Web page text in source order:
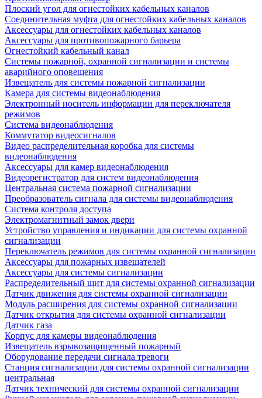
Плоский угол для огнестойких кабельных каналов
Соединительная муфта для огнестойких кабельных каналов
Аксессуары для огнестойких кабельных каналов
Аксессуары для противопожарного барьера
Огнестойкий кабельный канал
Системы пожарной, охранной сигнализации и системы
аварийного оповещения
Извещатель для системы пожарной сигнализации
Камера для системы видеонаблюдения
Электронный носитель информации для переключателя
режимов
Система видеонаблюдения
Коммутатор видеосигналов
Видео распределительная коробка для системы
видеонаблюдения
Аксессуары для камер видеонаблюдения
Видеорегистратор для систем видеонаблюдения
Центральная система пожарной сигнализации
Преобразователь сигнала для системы видеонаблюдения
Система контроля доступа
Электромагнитный замок двери
Устройство управления и индикации для системы охранной
сигнализации
Переключатель режимов для системы охранной сигнализации
Аксессуары для пожарных извещателей
Аксессуары для системы сигнализации
Распределительный щит для системы охранной сигнализации
Датчик движения для системы охранной сигнализации
Модуль расширения для системы охранной сигнализации
Датчик открытия для системы охранной сигнализации
Датчик газа
Корпус для камеры видеонаблюдения
Извещатель взрывозащищенный пожарный
Оборудование передачи сигнала тревоги
Станция сигнализации для системы охранной сигнализации
центральная
Датчик технический для системы охранной сигнализации